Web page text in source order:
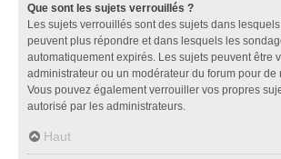
Que sont les sujets verrouillés ?
Les sujets verrouillés sont des sujets dans
peuvent plus répondre et dans lesquels les
automatiquement expirés. Les sujets peuvent être
administrateur ou un modérateur du forum pour de
Vous pouvez également verrouiller vos propres
autorisé par les administrateurs.
Haut